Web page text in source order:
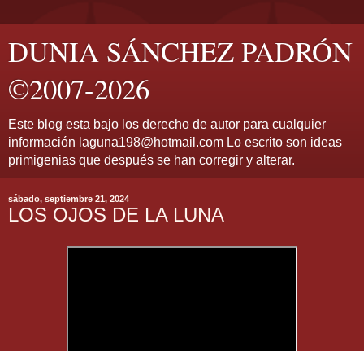
DUNIA SÁNCHEZ PADRÓN
©2007-2026
Este blog esta bajo los derecho de autor para cualquier
información laguna198@hotmail.com Lo escrito son ideas
primigenias que después se han corregir y alterar.
sábado, septiembre 21, 2024
LOS OJOS DE LA LUNA